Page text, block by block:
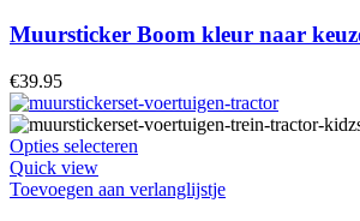
Muursticker Boom kleur naar
€39.95
Opties selecteren
Quick view
Toevoegen aan verlanglijstje